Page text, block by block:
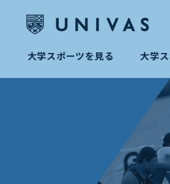
大学スポーツを見る 大学